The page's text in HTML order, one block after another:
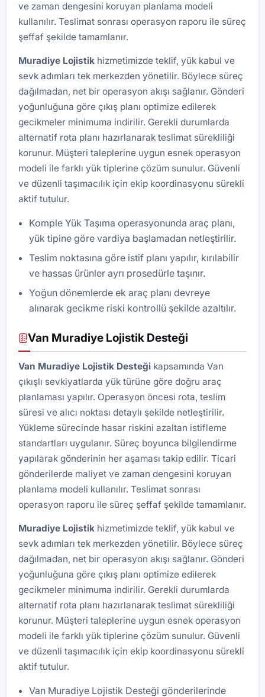
ve zaman dengesini koruyan planlama modeli
kullanılır. Teslimat sonrası operasyon raporu ile süreç
şeffaf şekilde tamamlanır.
Muradiye Lojistik hizmetimizde teklif, yük kabul ve
sevk adımları tek merkezden yönetilir. Böylece süreç
dağılmadan, net bir operasyon akışı sağlanır. Gönderi
yoğunluğuna göre çıkış planı optimize edilerek
gecikmeler minimuma indirilir. Gerekli durumlarda
alternatif rota planı hazırlanarak teslimat sürekliliği
korunur. Müşteri taleplerine uygun esnek operasyon
modeli ile farklı yük tiplerine çözüm sunulur. Güvenli
ve düzenli taşımacılık için ekip koordinasyonu sürekli
aktif tutulur.
Komple Yük Taşıma operasyonunda araç planı,
yük tipine göre vardiya başlamadan netleştirilir.
Teslim noktasına göre istif planı yapılır, kırılabilir
ve hassas ürünler ayrı prosedürle taşınır.
Yoğun dönemlerde ek araç planı devreye
alınarak gecikme riski kontrollü şekilde azaltılır.
Van Muradiye Lojistik Desteği
Van Muradiye Lojistik Desteği kapsamında Van
çıkışlı sevkiyatlarda yük türüne göre doğru araç
planlaması yapılır. Operasyon öncesi rota, teslim
süresi ve alıcı noktası detaylı şekilde netleştirilir.
Yükleme sürecinde hasar riskini azaltan istifleme
standartları uygulanır. Süreç boyunca bilgilendirme
yapılarak gönderinin her aşaması takip edilir. Ticari
gönderilerde maliyet ve zaman dengesini koruyan
planlama modeli kullanılır. Teslimat sonrası
operasyon raporu ile süreç şeffaf şekilde tamamlanır.
Muradiye Lojistik hizmetimizde teklif, yük kabul ve
sevk adımları tek merkezden yönetilir. Böylece süreç
dağılmadan, net bir operasyon akışı sağlanır. Gönderi
yoğunluğuna göre çıkış planı optimize edilerek
gecikmeler minimuma indirilir. Gerekli durumlarda
alternatif rota planı hazırlanarak teslimat sürekliliği
korunur. Müşteri taleplerine uygun esnek operasyon
modeli ile farklı yük tiplerine çözüm sunulur. Güvenli
ve düzenli taşımacılık için ekip koordinasyonu sürekli
aktif tutulur.
Van Muradiye Lojistik Desteği gönderilerinde